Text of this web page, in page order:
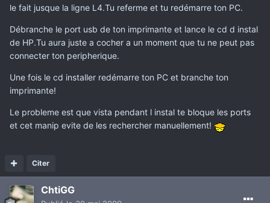
le fait jusque la ligne L4.Tu referme et tu redémarre ton PC.
Débranche le port usb de ton imprimante et lance le cd d instal
de HP.Tu aura juste a cocher a un moment que tu ne peut pas
connecter ton peripherique.
Une fois le cd installer redémarre ton PC et branche ton
imprimante!
Le probleme est que vista pendant l instal te bloque les ports
et cet manip evite de les rechercher manuellement!
Citer
ChtiGG